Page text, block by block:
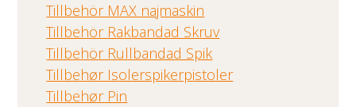
Tillbehör MAX najmaskin
Tillbehör Rakbandad Skruv
Tillbehör Rullbandad Spik
Tillbehør Isolerspikerpistoler
Tillbehør Pin